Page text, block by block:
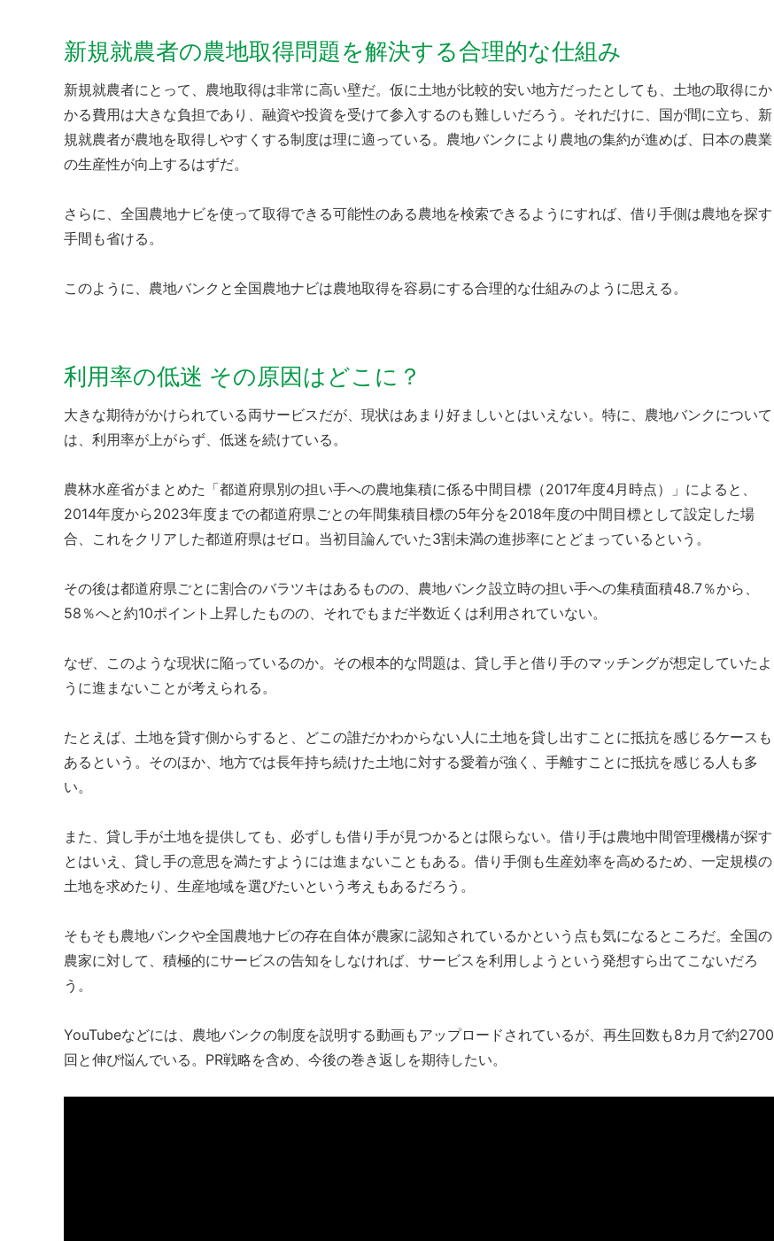
新規就農者の農地取得問題を解決する合理的な仕組み
新規就農者にとって、農地取得は非常に高い壁だ。仮に土地が比較的安い地方だったとしても、土地の取得にか
かる費用は大きな負担であり、融資や投資を受けて参入するのも難しいだろう。それだけに、国が間に立ち、新
規就農者が農地を取得しやすくする制度は理に適っている。農地バンクにより農地の集約が進めば、日本の農業
の生産性が向上するはずだ。
さらに、全国農地ナビを使って取得できる可能性のある農地を検索できるようにすれば、借り手側は農地を探す
手間も省ける。
このように、農地バンクと全国農地ナビは農地取得を容易にする合理的な仕組みのように思える。
利用率の低迷 その原因はどこに？
大きな期待がかけられている両サービスだが、現状はあまり好ましいとはいえない。特に、農地バンクについて
は、利用率が上がらず、低迷を続けている。
農林水産省がまとめた「都道府県別の担い手への農地集積に係る中間目標（2017年度4月時点）」によると、
2014年度から2023年度までの都道府県ごとの年間集積目標の5年分を2018年度の中間目標として設定した場
合、これをクリアした都道府県はゼロ。当初目論んでいた3割未満の進捗率にとどまっているという。
その後は都道府県ごとに割合のバラツキはあるものの、農地バンク設立時の担い手への集積面積48.7％から、
58％へと約10ポイント上昇したものの、それでもまだ半数近くは利用されていない。
なぜ、このような現状に陥っているのか。その根本的な問題は、貸し手と借り手のマッチングが想定していたよ
うに進まないことが考えられる。
たとえば、土地を貸す側からすると、どこの誰だかわからない人に土地を貸し出すことに抵抗を感じるケースも
あるという。そのほか、地方では長年持ち続けた土地に対する愛着が強く、手離すことに抵抗を感じる人も多
い。
また、貸し手が土地を提供しても、必ずしも借り手が見つかるとは限らない。借り手は農地中間管理機構が探す
とはいえ、貸し手の意思を満たすようには進まないこともある。借り手側も生産効率を高めるため、一定規模の
土地を求めたり、生産地域を選びたいという考えもあるだろう。
そもそも農地バンクや全国農地ナビの存在自体が農家に認知されているかという点も気になるところだ。全国の
農家に対して、積極的にサービスの告知をしなければ、サービスを利用しようという発想すら出てこないだろ
う。
YouTubeなどには、農地バンクの制度を説明する動画もアップロードされているが、再生回数も8カ月で約2700
回と伸び悩んでいる。PR戦略を含め、今後の巻き返しを期待したい。